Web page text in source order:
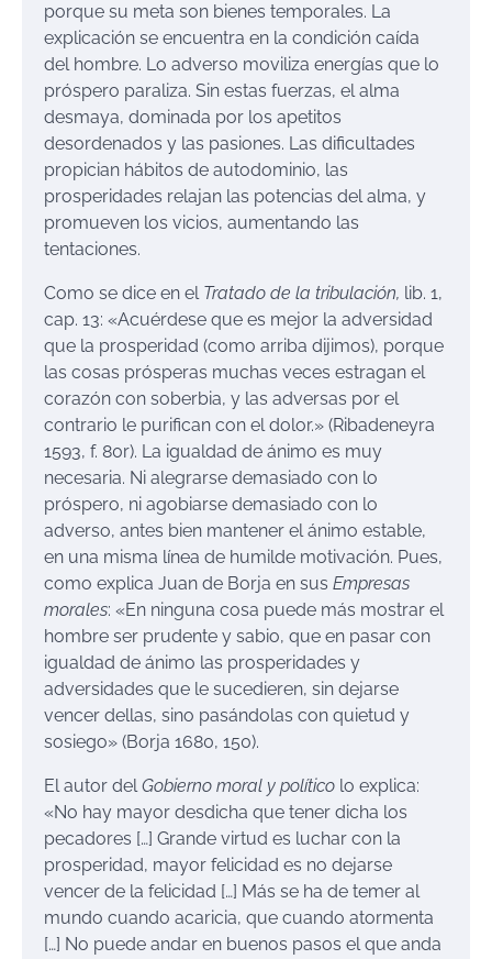
porque su meta son bienes temporales. La
explicación se encuentra en la condición caída
del hombre. Lo adverso moviliza energías que lo
próspero paraliza. Sin estas fuerzas, el alma
desmaya, dominada por los apetitos
desordenados y las pasiones. Las dificultades
propician hábitos de autodominio, las
prosperidades relajan las potencias del alma, y
promueven los vicios, aumentando las
tentaciones.
Como se dice en el Tratado de la tribulación, lib. 1,
cap. 13: «Acuérdese que es mejor la adversidad
que la prosperidad (como arriba dijimos), porque
las cosas prósperas muchas veces estragan el
corazón con soberbia, y las adversas por el
contrario le purifican con el dolor.» (Ribadeneyra
1593, f. 80r). La igualdad de ánimo es muy
necesaria. Ni alegrarse demasiado con lo
próspero, ni agobiarse demasiado con lo
adverso, antes bien mantener el ánimo estable,
en una misma línea de humilde motivación. Pues,
como explica Juan de Borja en sus Empresas
morales: «En ninguna cosa puede más mostrar el
hombre ser prudente y sabio, que en pasar con
igualdad de ánimo las prosperidades y
adversidades que le sucedieren, sin dejarse
vencer dellas, sino pasándolas con quietud y
sosiego» (Borja 1680, 150).
El autor delGobierno moral y político lo explica:
«No hay mayor desdicha que tener dicha los
pecadores […] Grande virtud es luchar con la
prosperidad, mayor felicidad es no dejarse
vencer de la felicidad […] Más se ha de temer al
mundo cuando acaricia, que cuando atormenta
[…] No puede andar en buenos pasos el que anda